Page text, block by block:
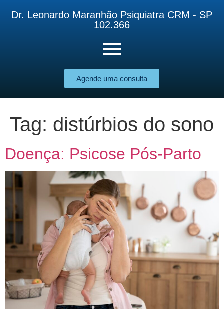
Dr. Leonardo Maranhão Psiquiatra CRM - SP
102.366
Agende uma consulta
Tag: distúrbios do sono
Doença: Psicose Pós-Parto